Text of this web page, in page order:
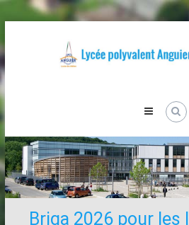
to
content
Briga 2026 pour les